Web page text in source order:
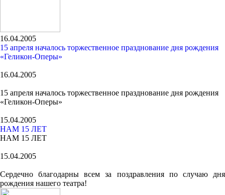
16.04.2005
15 апреля началось торжественное празднование дня рождения
«Геликон-Оперы»
16.04.2005
15 апреля началось торжественное празднование дня рождения
«Геликон-Оперы»
15.04.2005
НАМ 15 ЛЕТ
НАМ 15 ЛЕТ
15.04.2005
Сердечно благодарны всем за поздравления по случаю дня
рождения нашего театра!